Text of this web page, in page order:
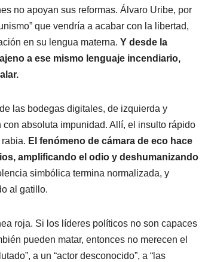
no apoyan sus reformas. Álvaro Uribe, por
que vendría a acabar con la libertad,
en su lengua materna. Y desde la
a ese mismo lenguaje incendiario,
las bodegas digitales, de izquierda y
absoluta impunidad. Allí, el insulto rápido
El fenómeno de cámara de eco hace
amplificando el odio y deshumanizando
simbólica termina normalizada, y
al gatillo.
roja. Si los líderes políticos no son capaces
pueden matar, entonces no merecen el
a un “actor desconocido”, a “las